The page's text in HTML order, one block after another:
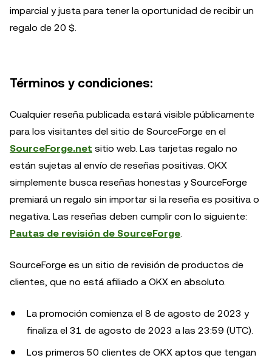
imparcial y justa para tener la oportunidad de recibir un
regalo de 20 $.
Términos y condiciones:
Cualquier reseña publicada estará visible públicamente
para los visitantes del sitio de SourceForge en el
SourceForge.net sitio web. Las tarjetas regalo no
están sujetas al envío de reseñas positivas. OKX
simplemente busca reseñas honestas y SourceForge
premiará un regalo sin importar si la reseña es positiva o
negativa. Las reseñas deben cumplir con lo siguiente:
Pautas de revisión de SourceForge.
SourceForge es un sitio de revisión de productos de
clientes, que no está afiliado a OKX en absoluto.
La promoción comienza el 8 de agosto de 2023 y
finaliza el 31 de agosto de 2023 a las 23:59 (UTC).
Los primeros 50 clientes de OKX aptos que tengan